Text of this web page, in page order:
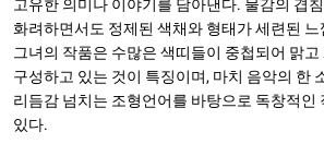
고유한 의미나 이야기를 담아낸다. 물감의 겹
화려하면서도 정제된 색채와 형태가 세련된
그녀의 작품은 수많은 색띠들이 중첩되어 맑
구성하고 있는 것이 특징이며, 마치 음악의 한
리듬감 넘치는 조형언어를 바탕으로 독창적인
있다.